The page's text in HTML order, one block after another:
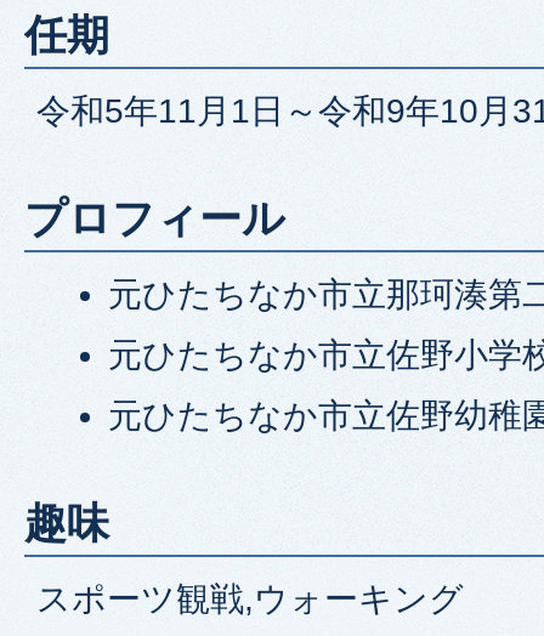
任期
令和5年11月1日～令和9年10月
プロフィール
元ひたちなか市立那珂湊第
元ひたちなか市立佐野小学
元ひたちなか市立佐野幼稚
趣味
スポーツ観戦,ウォーキング